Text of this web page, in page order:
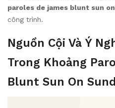
paroles de james blunt sun
công trình.
Nguồn Cội Và Ý
Trong Khoảng
Blunt Sun On